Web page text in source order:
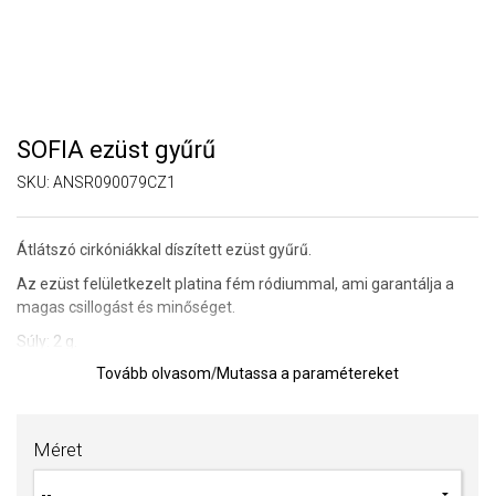
SOFIA ezüst gyűrű
SKU: ANSR090079CZ1
Átlátszó cirkóniákkal díszített ezüst gyűrű.
Az ezüst felületkezelt platina fém ródiummal, ami garantálja a
magas csillogást és minőséget.
Súly: 2 g.
Gyűrűméret meghatározására szolgáló segédeszköz
Felületkezelésünk, drágaköveink és gyöngyeink beépítése
Tovább olvasom/Mutassa a paramétereket
Méret